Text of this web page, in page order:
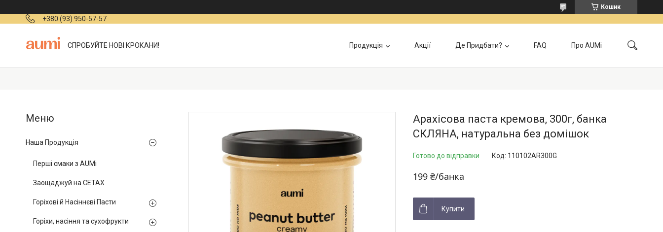
Кошик
+380 (93) 950-57-57
СПРОБУЙТЕ НОВІ КРОКАНИ! Продукція Акції Де Придбати? FAQ Про AUMi
Відгуки Головна
Арахісова паста кремова, 300г, банка
СКЛЯНА, натуральна без домішок
Готово до відправки Код: 110102AR300G
199 ₴/банка
Купити
Наша Продукція
Перші смаки з AUMi
Заощаджуй на СЕТАХ
Горіхові й Насіннєві Пасти
Горіхи, насіння та сухофрукти